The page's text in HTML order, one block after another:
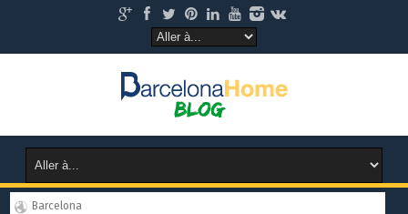
Barcelona